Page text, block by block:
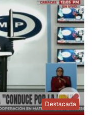
Destacada